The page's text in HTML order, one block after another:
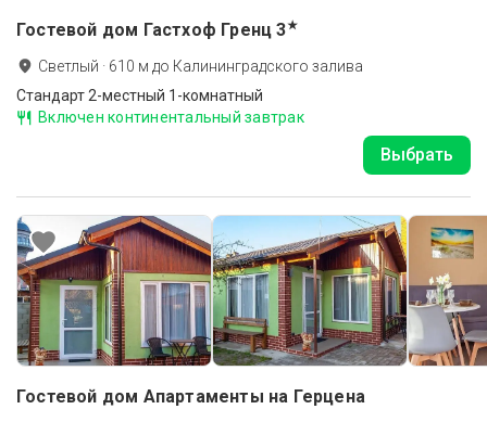
Гостевой дом Гастхоф Гренц 3★
Светлый · 610 м до Калининградского залива
Стандарт 2-местный 1-комнатный
Включен континентальный завтрак
Выбрать
Гостевой дом Апартаменты на Герцена